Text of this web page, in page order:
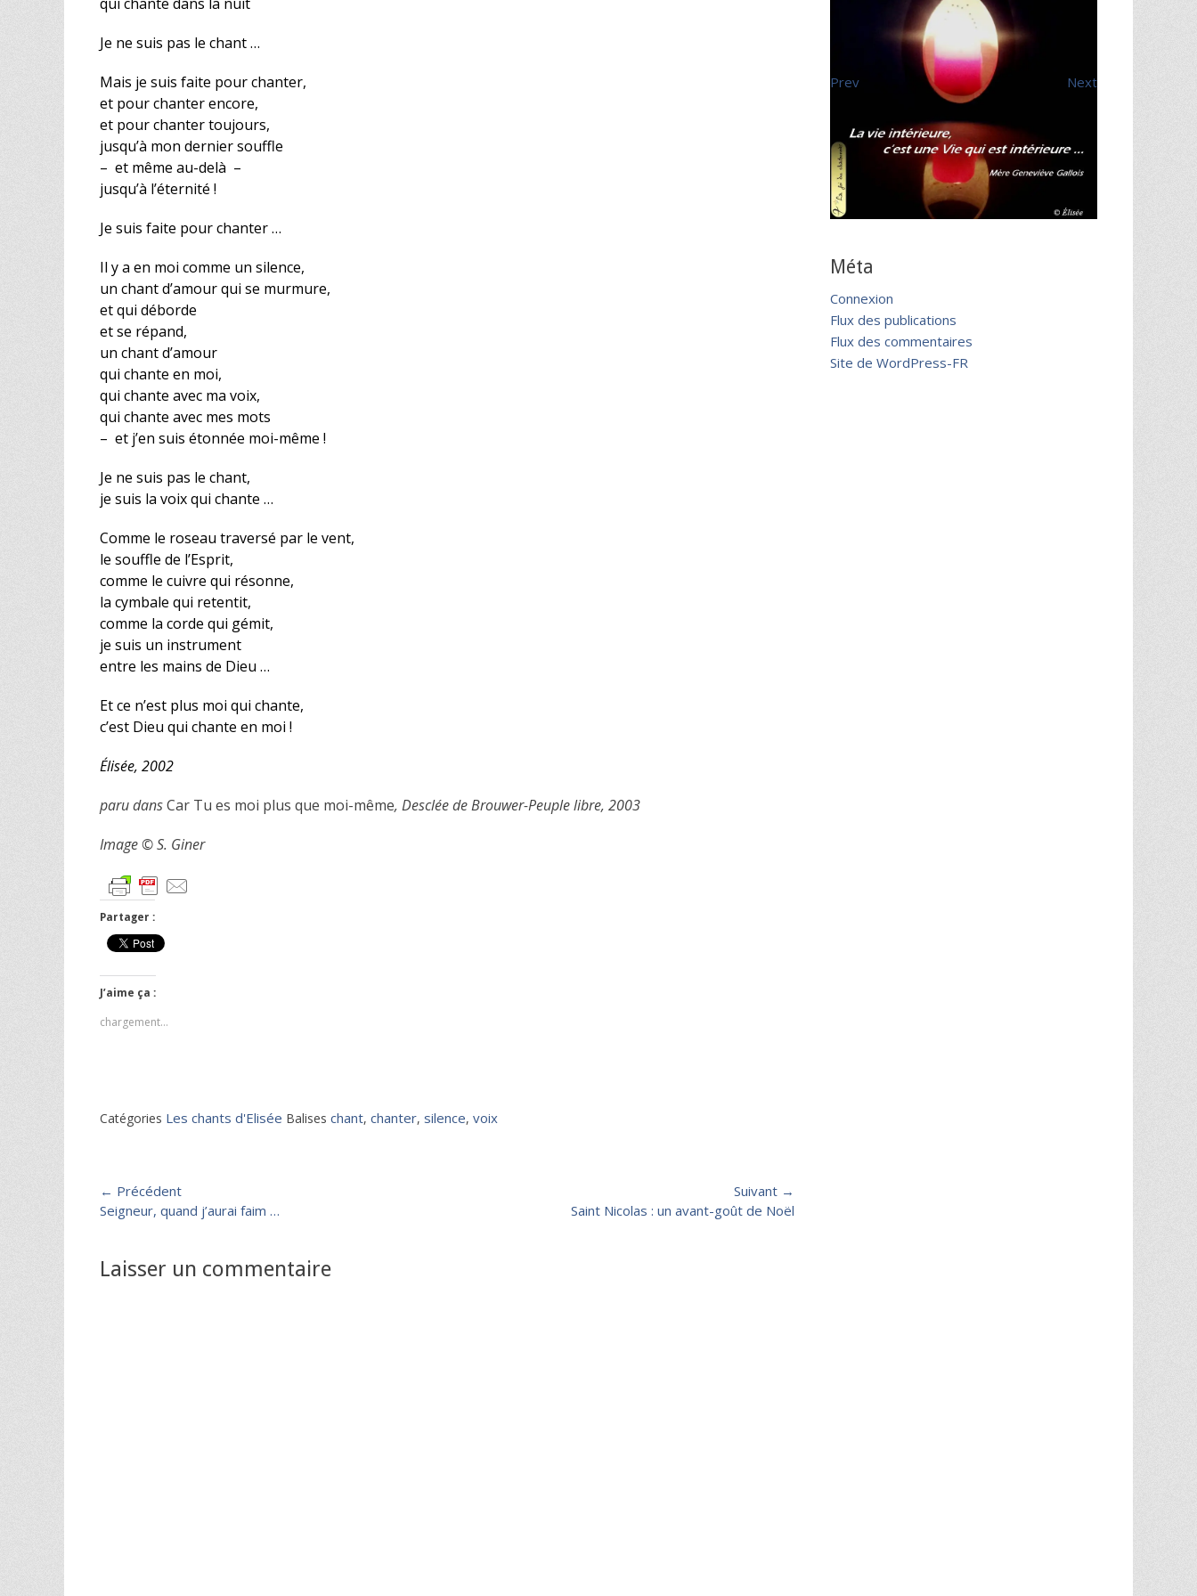
Je ne suis pas le chant …
Mais je suis faite pour chanter,
et pour chanter encore,
et pour chanter toujours,
jusqu’à mon dernier souffle
– et même au-delà –
jusqu’à l’éternité !
Je suis faite pour chanter …
Il y a en moi comme un silence,
un chant d’amour qui se murmure,
et qui déborde
et se répand,
un chant d’amour
qui chante en moi,
qui chante avec ma voix,
qui chante avec mes mots
– et j’en suis étonnée moi-même !
Je ne suis pas le chant,
je suis la voix qui chante …
Comme le roseau traversé par le vent,
le souffle de l’Esprit,
comme le cuivre qui résonne,
la cymbale qui retentit,
comme la corde qui gémit,
je suis un instrument
entre les mains de Dieu …
Et ce n’est plus moi qui chante,
c’est Dieu qui chante en moi !
Élisée, 2002
paru dansCar Tu es moi plus que moi-même, Desclée de Brouwer-Peuple libre, 2003
Image© S. Giner
Partager :
J’aime ça :
chargement…
Catégories Les chants d'Elisée Balises chant, chanter, silence, voix
Navigation
de
l’article
← Précédent
Article
Seigneur, quand j’aurai faim …
Suivant →
Saint Nicolas : un avant-goût de Noël
Laisser un commentaire
Prev Next
Méta
Connexion
Flux des publications
Flux des commentaires
Site de WordPress-FR